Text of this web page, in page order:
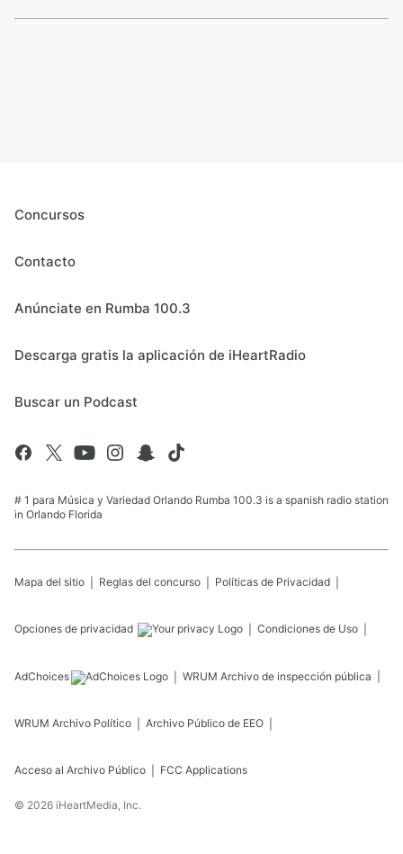
Concursos
Contacto
Anúnciate en Rumba 100.3
Descarga gratis la aplicación de iHeartRadio
Buscar un Podcast
# 1 para Música y Variedad Orlando Rumba 100.3 is a spanish radio station
in Orlando Florida
Mapa del sitio Reglas del concurso Políticas de Privacidad
Opciones de privacidad Condiciones de Uso
AdChoices WRUM Archivo de inspección pública
WRUM Archivo Político Archivo Público de EEO
Acceso al Archivo Público FCC Applications
© 2026 iHeartMedia, Inc.